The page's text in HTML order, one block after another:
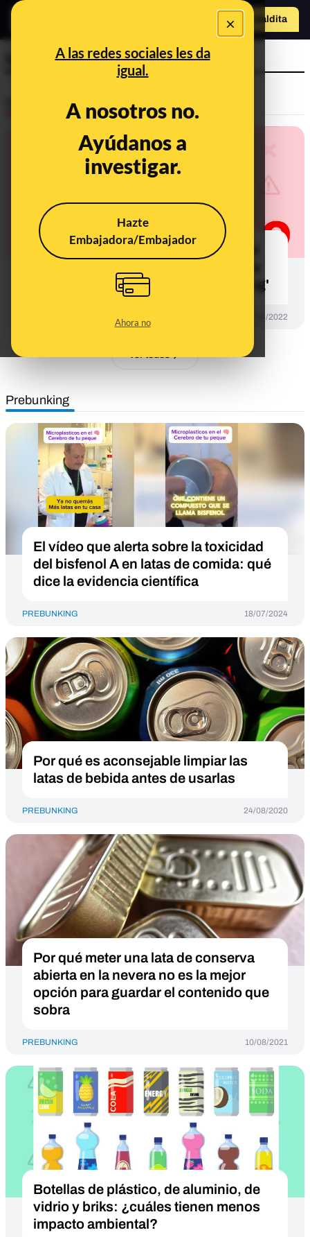
×
A las redes sociales les da
igual.
A nosotros no.
Ayúdanos a
investigar.
Hazte
Embajadora/Embajador
Ahora no
Hazte Maldito
a
El timo de la mininevera gratis por el
se viraliza en Facebook: es 'phishing'
26/04/2022
Ver todos
Prebunking
El vídeo que alerta sobre la toxicidad
del bisfenol A en latas de comida: qué
dice la evidencia científica
PREBUNKING 18/07/2024
Por qué es aconsejable limpiar las
latas de bebida antes de usarlas
PREBUNKING 24/08/2020
Por qué meter una lata de conserva
abierta en la nevera no es la mejor
opción para guardar el contenido que
sobra
PREBUNKING 10/08/2021
Botellas de plástico, de aluminio, de
vidrio y briks: ¿cuáles tienen menos
impacto ambiental?